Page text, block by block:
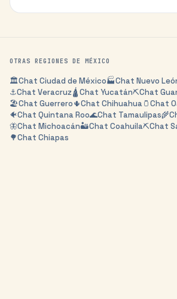
OTRAS REGIONES DE MÉXICO
🏛️Chat Ciudad de México🏭Chat Nuevo
⚓Chat Veracruz🛕Chat Yucatán⛏️Chat
🏖️Chat Guerrero🌵Chat Chihuahua🫙Chat
🐠Chat Quintana Roo🌊Chat Tamaulipas🌾
🦋Chat Michoacán🏜️Chat Coahuila⛏️Chat
🌳Chat Chiapas